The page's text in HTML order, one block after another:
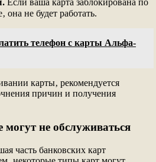
Если ваша карта заблокирована по
она не будет работать.
телефон с карты Альфа-
карты‚ рекомендуется
причин и получения
не обслуживаться
часть банковских карт